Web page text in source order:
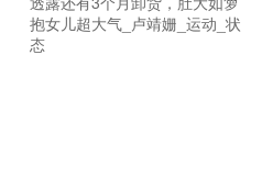
抱女儿超大气_卢靖姗_运动_状
态